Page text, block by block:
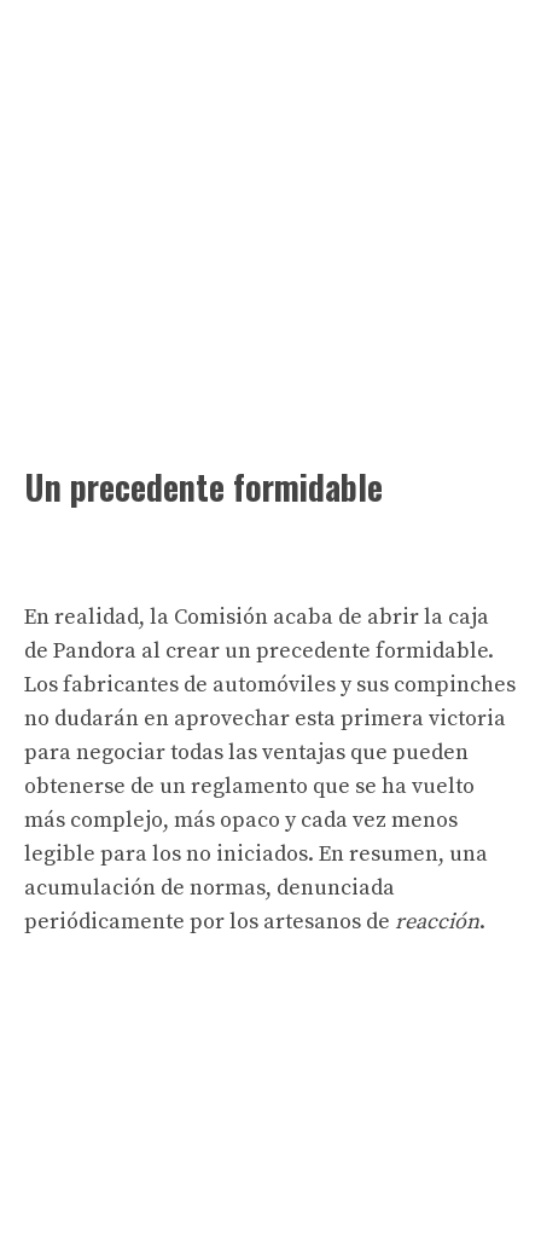
Un precedente formidable
En realidad, la Comisión acaba de abrir la caja
de Pandora al crear un precedente formidable.
Los fabricantes de automóviles y sus compinches
no dudarán en aprovechar esta primera victoria
para negociar todas las ventajas que pueden
obtenerse de un reglamento que se ha vuelto
más complejo, más opaco y cada vez menos
legible para los no iniciados. En resumen, una
acumulación de normas, denunciada
periódicamente por los artesanos de reacción.